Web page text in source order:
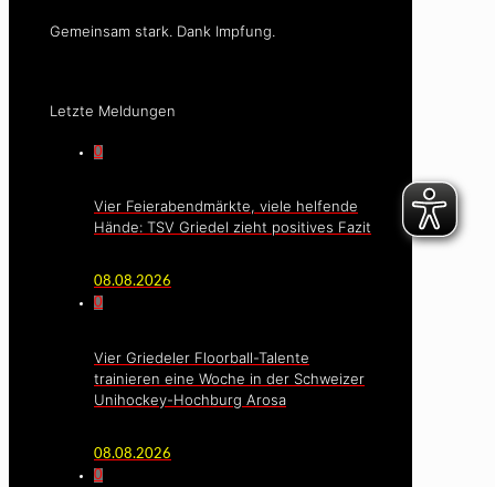
Gemeinsam stark. Dank Impfung.
Letzte Meldungen
0
Vier Feierabendmärkte, viele helfende
Hände: TSV Griedel zieht positives Fazit
08.08.2026
0
Vier Griedeler Floorball-Talente
trainieren eine Woche in der Schweizer
Unihockey-Hochburg Arosa
08.08.2026
0